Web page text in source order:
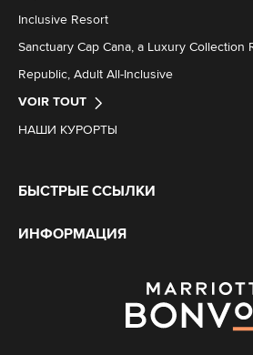
Inclusive Resort
Sanctuary Cap Cana, a Luxury Collection
Republic, Adult All-Inclusive
VOIR TOUT
НАШИ КУРОРТЫ
БЫСТРЫЕ ССЫЛКИ
ИНФОРМАЦИЯ